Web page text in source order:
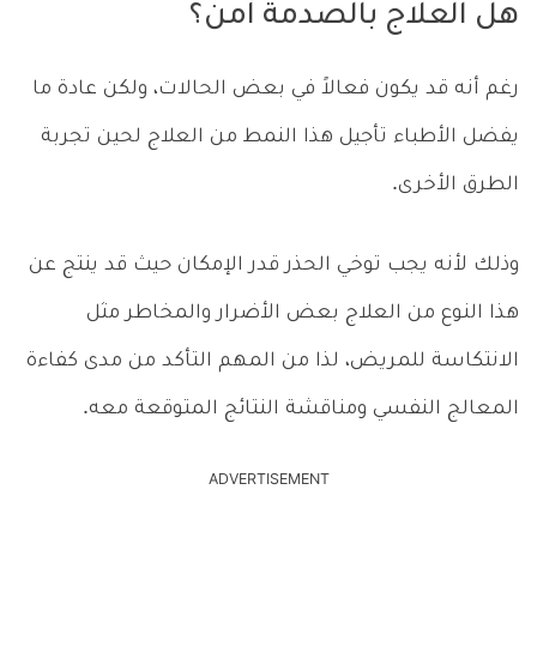
هل العلاج بالصدمة آمن؟
رغم أنه قد يكون فعالاً في بعض الحالات، ولكن عادة ما
يفضل الأطباء تأجيل هذا النمط من العلاج لحين تجربة
الطرق الأخرى.
وذلك لأنه يجب توخي الحذر قدر الإمكان حيث قد ينتج عن
هذا النوع من العلاج بعض الأضرار والمخاطر مثل
الانتكاسة للمريض، لذا من المهم التأكد من مدى كفاءة
المعالج النفسي ومناقشة النتائج المتوقعة معه.
ADVERTISEMENT